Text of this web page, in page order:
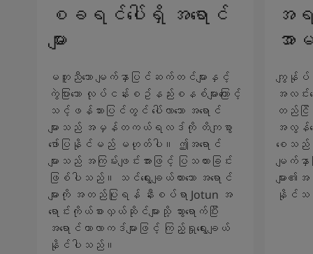
စခရင်ပေါ်ရှိ အရောင်
များ
မတူညီသော မျက်နှာပြင်ဆက်တင်များနှင့်
ကွဲပြားသော လုပ်ငန်းစဥ်နည်းစနစ်များကြောင့်
သင့်ဖန်သားပြင်တွင် ပေါ်လာသော အရောင်
များသည် အမှန်တကယ်ရလဒ်ကို တိကျစွာ
ဖော်ပြနိုင်မည် မဟုတ်ပါ။ ဤအရောင်
များသည် အကြမ်းဖျင်းအားဖြင့် ပြသထားခြင်း
ဖြစ်ပါသည်။ သင်ရွေးချယ်ထားသော အရောင်
များကို အတည်ပြုရန် နီးစပ်ရာ Jotun အ
ရောင်းကိုယ်စားလှယ်ဆိုင်များသို့ သွားရောက်ပြီး
အရောင်ကာလာကဒ်များဖြင့် ကြည့်ရှုရွေးချယ်
နိုင်ပါသည်။
အရ
အ
ကျွန်ုပ်တို့
အလင်း
တည်ငြိ
အလွန်က
စေသည်
မျက်နှ
များ
နိုင်သ